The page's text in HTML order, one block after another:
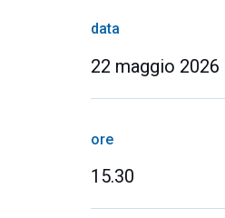
data
22 maggio 2026
ore
15.30